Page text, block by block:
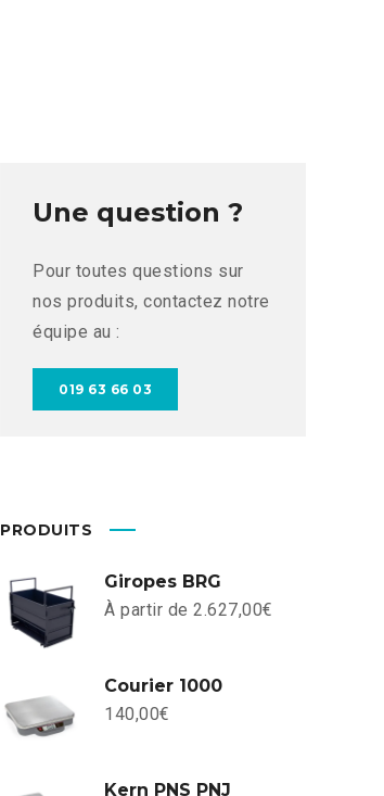
Une question ?
Pour toutes questions sur
nos produits, contactez notre
équipe au :
019 63 66 03
PRODUITS
Giropes BRG
À partir de 2.627,00€
Courier 1000
140,00€
Kern PNS PNJ